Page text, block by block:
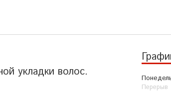
укладки волос.